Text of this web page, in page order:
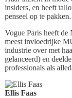
insiders, en heeft
penseel op te pakken.
Vogue Paris heeft de
meest invloedrijke
industrie over met
gelanceerd) en
professionals als
Ellis Faas